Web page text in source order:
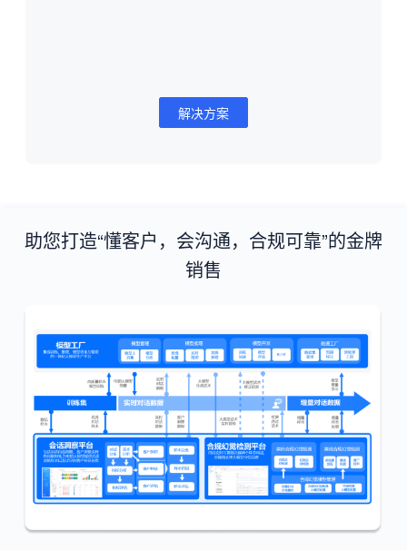
解决方案
助您打造“懂客户，会沟通，合规可靠”的金牌
销售